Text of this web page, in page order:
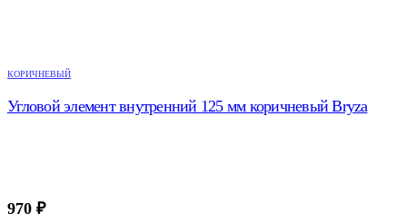
КОРИЧНЕВЫЙ
Угловой элемент внутренний 125 мм коричневый Bryza
970 ₽